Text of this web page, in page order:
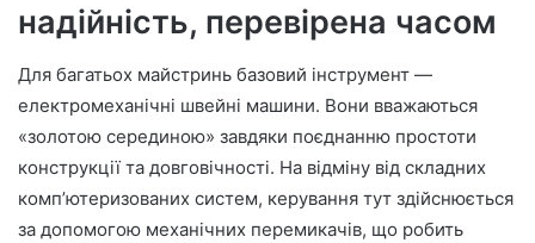
надійність, перевірена часом
Для багатьох майстринь базовий інструмент —
електромеханічні швейні машини. Вони вважаються
«золотою серединою» завдяки поєднанню простоти
конструкції та довговічності. На відміну від складних
комп’ютеризованих систем, керування тут здійснюється
за допомогою механічних перемикачів, що робить